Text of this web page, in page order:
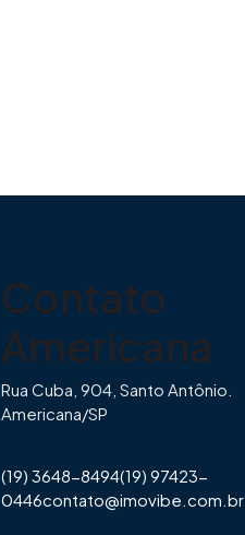
Contato
Americana
Rua Cuba, 904, Santo Antônio.
Americana/SP
(19) 3648-8494(19) 97423-
0446contato@imovibe.com.br